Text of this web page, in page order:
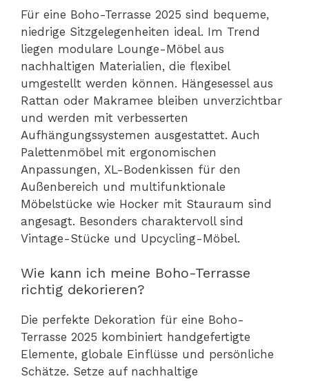
Für eine Boho-Terrasse 2025 sind bequeme,
niedrige Sitzgelegenheiten ideal. Im Trend
liegen modulare Lounge-Möbel aus
nachhaltigen Materialien, die flexibel
umgestellt werden können. Hängesessel aus
Rattan oder Makramee bleiben unverzichtbar
und werden mit verbesserten
Aufhängungssystemen ausgestattet. Auch
Palettenmöbel mit ergonomischen
Anpassungen, XL-Bodenkissen für den
Außenbereich und multifunktionale
Möbelstücke wie Hocker mit Stauraum sind
angesagt. Besonders charaktervoll sind
Vintage-Stücke und Upcycling-Möbel.
Wie kann ich meine Boho-Terrasse
richtig dekorieren?
Die perfekte Dekoration für eine Boho-
Terrasse 2025 kombiniert handgefertigte
Elemente, globale Einflüsse und persönliche
Schätze. Setze auf nachhaltige